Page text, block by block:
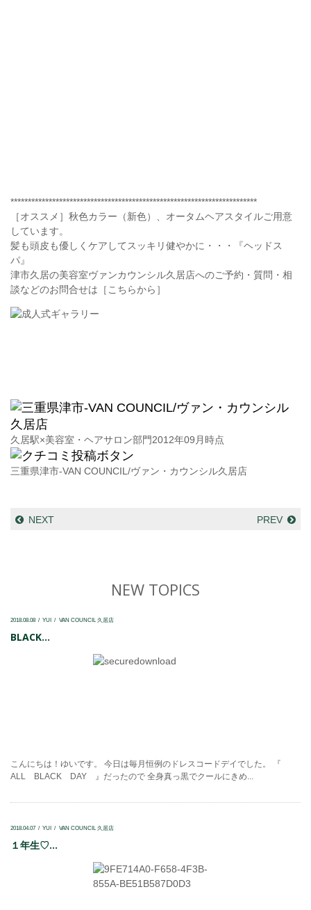
***********************************************************************
［オススメ］秋色カラー（新色）、オータムヘアスタイルご用意
しています。
髪も頭皮も優しくケアしてスッキリ健やかに・・・『ヘッドス
パ』
津市久居の美容室ヴァンカウンシル久居店へのご予約・質問・相
談などのお問合せは［こちらから］
久居駅×美容室・ヘアサロン部門2012年09月時点
三重県津市-VAN COUNCIL/ヴァン・カウンシル久居店
NEXT PREV
NEW TOPICS
2018.08.08 YUI VAN COUNCIL 久居店
BLACK...
こんにちは！ゆいです。 今日は毎月恒例のドレスコードデイでした。 『
ALL BLACK DAY 』だったので 全身真っ黒でクールにきめ...
2018.04.07 YUI VAN COUNCIL 久居店
１年生♡...